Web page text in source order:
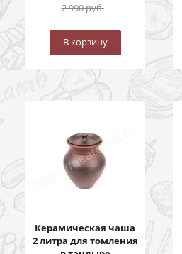
2 990руб.
В корзину
Керамическая чаша
2 литра для томления